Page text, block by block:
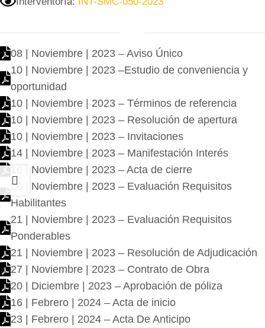
08 | Noviembre | 2023 – Aviso Único
10 | Noviembre | 2023 –Estudio de conveniencia y
oportunidad
10 | Noviembre | 2023 – Términos de referencia
10 | Noviembre | 2023 – Resolución de apertura
10 | Noviembre | 2023 – Invitaciones
14 | Noviembre | 2023 – Manifestación Interés
16 | Noviembre | 2023 – Acta de cierre
20 | Noviembre | 2023 – Evaluación Requisitos
Habilitantes
21 | Noviembre | 2023 – Evaluación Requisitos
Ponderables
21 | Noviembre | 2023 – Resolución de Adjudicación
27 | Noviembre | 2023 – Contrato de Obra
20 | Diciembre | 2023 – Aprobación de póliza
16 | Febrero | 2024 – Acta de inicio
23 | Febrero | 2024 – Acta De Anticipo